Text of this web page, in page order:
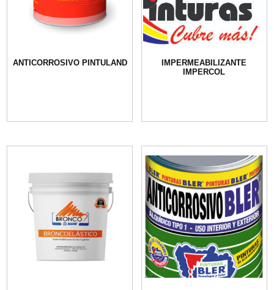
ANTICORROSIVO PINTULAND
IMPERMEABILIZANTE
IMPERCOL